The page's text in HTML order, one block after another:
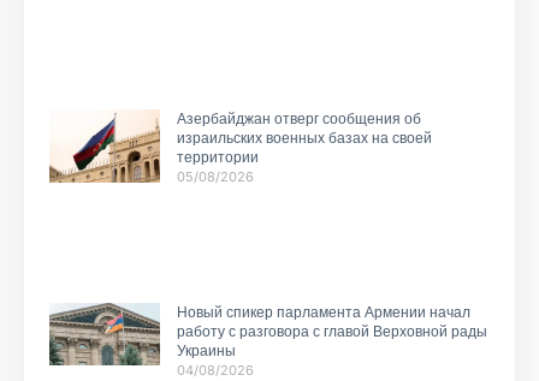
Азербайджан отверг сообщения об
израильских военных базах на своей
территории
05/08/2026
Новый спикер парламента Армении начал
работу с разговора с главой Верховной рады
Украины
04/08/2026